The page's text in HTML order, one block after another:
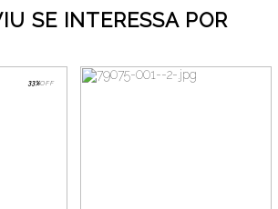
SE INTERESSA POR
33%OFF